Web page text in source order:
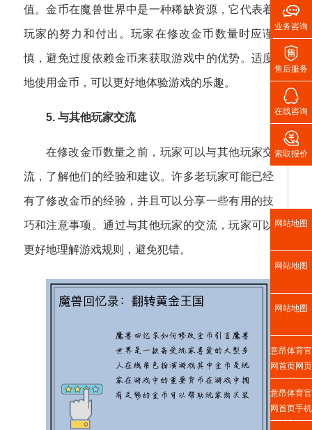
值。金币在魔兽世界中是一种稀缺资源，它代表着
玩家的努力和付出。玩家在修改金币数量时应谨
慎，避免过度依赖金币来获取游戏中的优势。适度
地使用金币，可以更好地体验游戏的乐趣。
5. 与其他玩家交流
在修改金币数量之前，玩家可以与其他玩家交
流，了解他们的经验和建议。许多老玩家可能已经
有了修改金币的经验，并且可以分享一些有用的技
巧和注意事项。通过与其他玩家的交流，玩家可以
更好地理解游戏规则，避免犯错。

业务咨询

售后服务

在线咨询

索取报价
网站地图
网站地图
网站地图
意昂体育官
网首页网页
版
意昂体育官
网首页手机
版入口